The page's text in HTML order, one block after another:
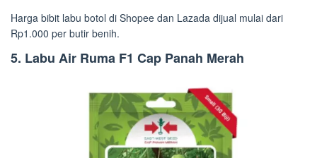
Harga bibit labu botol di Shopee dan Lazada dijual mulai dari
Rp1.000 per butir benih.
5. Labu Air Ruma F1 Cap Panah Merah